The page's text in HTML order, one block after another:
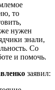
то
нужен
знали,
Со
и помочь.
заявил: